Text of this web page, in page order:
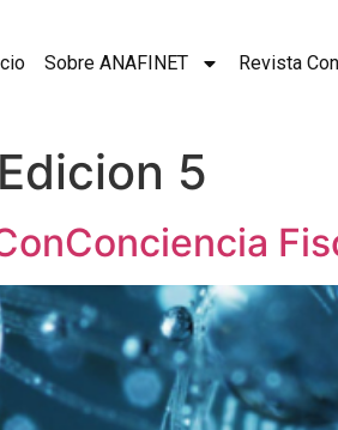
Sobre ANAFINET Revista
Edicion 5